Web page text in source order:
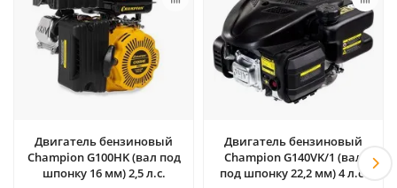
Двигатель бензиновый
Champion G100HK (вал под
шпонку 16 мм) 2,5 л.с.
Двигатель бензиновый
Champion G140VK/1 (вал
под шпонку 22,2 мм) 4 л.с.